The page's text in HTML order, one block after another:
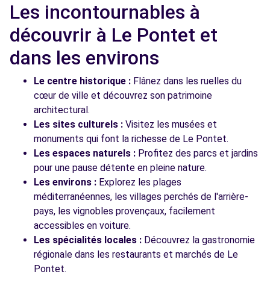
Les incontournables à
découvrir à Le Pontet et
dans les environs
Le centre historique : Flânez dans les ruelles du
cœur de ville et découvrez son patrimoine
architectural.
Les sites culturels : Visitez les musées et
monuments qui font la richesse de Le Pontet.
Les espaces naturels : Profitez des parcs et jardins
pour une pause détente en pleine nature.
Les environs : Explorez les plages
méditerranéennes, les villages perchés de l'arrière-
pays, les vignobles provençaux, facilement
accessibles en voiture.
Les spécialités locales : Découvrez la gastronomie
régionale dans les restaurants et marchés de Le
Pontet.